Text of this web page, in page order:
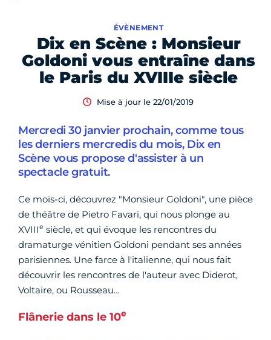
Dix en Scène : Monsieur
Goldoni vous entraîne dans
le Paris du XVIIIe siècle
ÉVÈNEMENT
Mise à jour le 22/01/2019
Mercredi 30 janvier prochain, comme tous
les derniers mercredis du mois, Dix en
Scène vous propose d'assister à un
spectacle gratuit.
Ce mois-ci, découvrez "Monsieur Goldoni", une pièce
de théâtre de Pietro Favari, qui nous plonge au
XVIIIe siècle, et qui évoque les rencontres du
dramaturge vénitien Goldoni pendant ses années
parisiennes. Une farce à l'italienne, qui nous fait
découvrir les rencontres de l'auteur avec Diderot,
Voltaire, ou Rousseau…
Flânerie dans le 10e